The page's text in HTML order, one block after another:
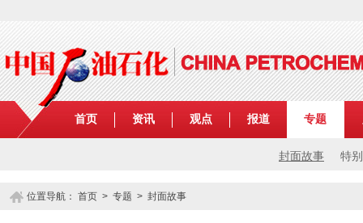
首页 资讯 观点 报道 专题
封面故事 特
位置导航： 首页 > 专题 > 封面故事